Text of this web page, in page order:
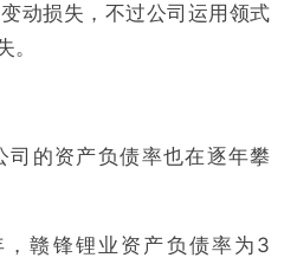
动损失，不过公司运用领式
。
司的资产负债率也在逐年攀
赣锋锂业资产负债率为3